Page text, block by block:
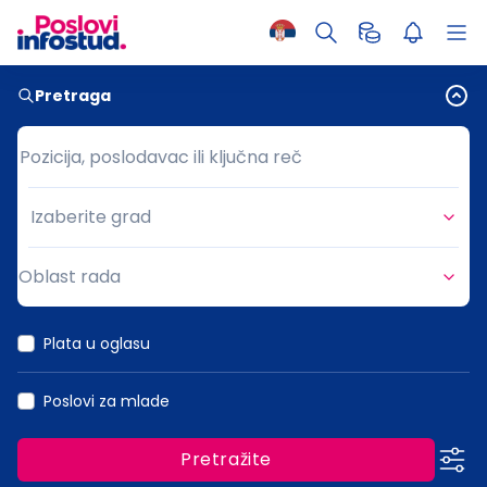
Pretraga
Pozicija, poslodavac ili ključna reč
Pozicija, poslodavac ili ključna reč
Grad
Izaberite grad
Oblast rada
Plata u oglasu
Poslovi za mlade
Pretražite